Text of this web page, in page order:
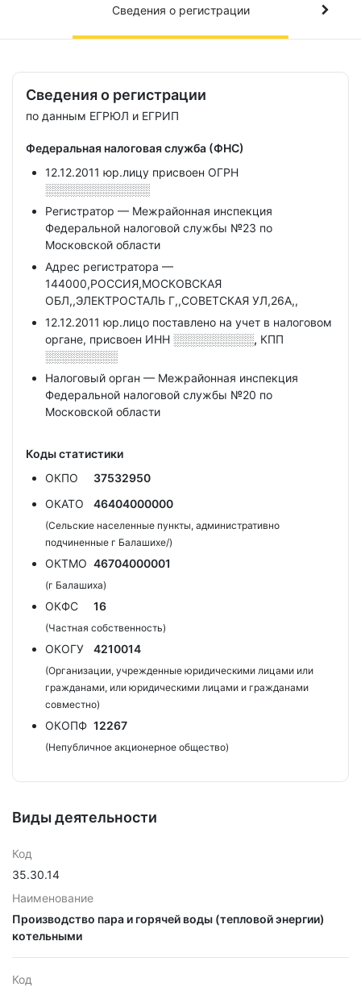
Сведения о регистрации
Сведения о регистрации
по данным ЕГРЮЛ и ЕГРИП
Федеральная налоговая служба (ФНС)
12.12.2011 юр.лицу присвоен ОГРН
░░░░░░░░░░░░░
Регистратор — Межрайонная инспекция
Федеральной налоговой службы №23 по
Московской области
Адрес регистратора —
144000,РОССИЯ,МОСКОВСКАЯ
ОБЛ,,ЭЛЕКТРОСТАЛЬ Г,,СОВЕТСКАЯ УЛ,26А,,
12.12.2011 юр.лицо поставлено на учет в налоговом
органе, присвоен ИНН ░░░░░░░░░░, КПП
░░░░░░░░░
Налоговый орган — Межрайонная инспекция
Федеральной налоговой службы №20 по
Московской области
Коды статистики
ОКПО
37532950
ОКАТО
46404000000
(Сельские населенные пункты, административно
подчиненные г Балашихе/)
ОКТМО 46704000001
(г Балашиха)
ОКФС 16
(Частная собственность)
ОКОГУ 4210014
(Организации, учрежденные юридическими лицами или
гражданами, или юридическими лицами и гражданами
совместно)
ОКОПФ 12267
(Непубличное акционерное общество)
Виды деятельности
Код
35.30.14
Наименование
Производство пара и горячей воды (тепловой энергии)
котельными
Код